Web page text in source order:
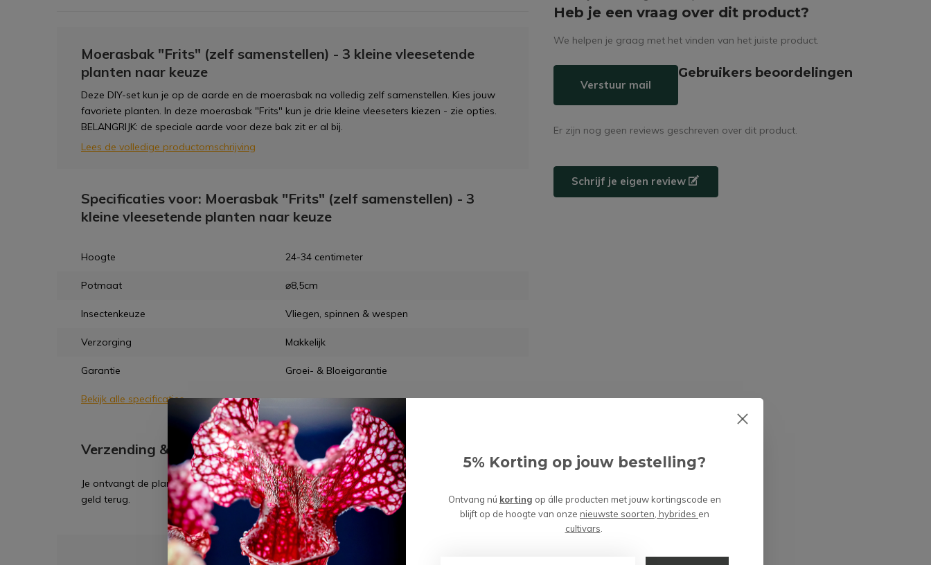
Moerasbak "Frits" (zelf samenstellen) - 3 kleine vleesetende
planten naar keuze
Deze DIY-set kun je op de aarde en de moerasbak na volledig zelf samenstellen. Kies jouw
favoriete planten. In deze moerasbak "Frits" kun je drie kleine vleeseters kiezen - zie opties.
BELANGRIJK: de speciale aarde voor deze bak zit er al bij.
Lees de volledige productomschrijving
Specificaties voor: Moerasbak "Frits" (zelf samenstellen) - 3
kleine vleesetende planten naar keuze
Hoogte 24-34 centimeter
Potmaat ⌀8,5cm
Insectenkeuze Vliegen, spinnen & wespen
Verzorging Makkelijk
Garantie Groei- & Bloeigarantie
Bekijk alle specificaties
Verzending & verzorging producten
Je ontvangt de planten in perfecte staat en en je hebt een 100% groeigarantie. Niet goed =
geld terug.
Heb je een vraag over dit product?
We helpen je graag met het vinden van het juiste product.
Verstuur mail
Gebruikers beoordelingen
Er zijn nog geen reviews geschreven over dit product.
Schrijf je eigen review
5% Korting op jouw bestelling?
Ontvang nú korting op álle producten met jouw kortingscode en
blijft op de hoogte van onze nieuwste soorten, hybrides en
cultivars